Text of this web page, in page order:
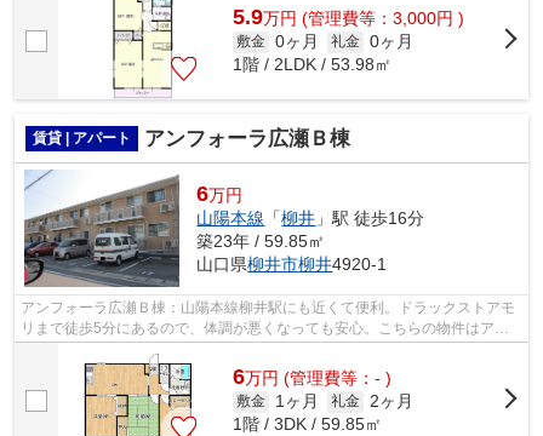
5.9万円 (管理費等：3,000円 )
敷金 0ヶ月 礼金 0ヶ月
1階 / 2LDK / 53.98㎡
賃貸 | アパート アンフォーラ広瀬Ｂ棟
6万円
山陽本線 「柳井 」駅 徒歩16分
築23年 / 59.85㎡
山口県柳井市柳井4920-1
アンフォーラ広瀬Ｂ棟：山陽本線柳井駅にも近くて便利。ドラックストアモ
リまで徒歩5分にあるので、体調が悪くなっても安心。こちらの物件はアパ
ートです。ゴミ出しを楽にするために、...
6万円 (管理費等：- )
敷金 1ヶ月 礼金 2ヶ月
1階 / 3DK / 59.85㎡